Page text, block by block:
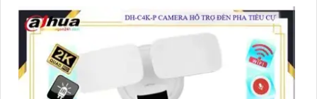
camera hoạt động ổn định trong mọi điều kiện